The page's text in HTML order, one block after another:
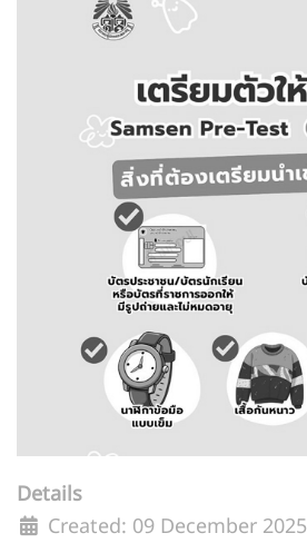
Details
Created: 09 December 2025